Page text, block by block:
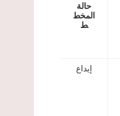
حالة
المخط
ط
إيداع